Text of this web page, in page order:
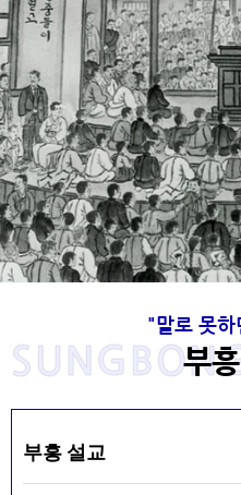
Welcome to
‘말로 못하
내가 생명의 면류관
사랑을 전하는 목회
"너는 아이라 하지 말고 내가 너
워 말라‥‥‥ 내가 오늘날 너
고 이성봉 목사님의
동행하
성신이 너희에게 임하시면 너희
나의 갈 길을 내가 알지 못하고
Welcome to
‘말로 못하
내가 생명의 면류관
사랑을 전하는 목회
"너는 아이라 하지 말고 내가 너
워 말라‥‥‥ 내가 오늘날 너
고 이성봉 목사님의
동행하
성신이 너희에게 임하시면 너희
나의 갈 길을 내가 알지 못하고
Welcome to
‘말로 못하
내가 생명의 면류관
사랑을 전하는 목회
"너는 아이라 하지 말고 내가 너
워 말라‥‥‥ 내가 오늘날 너
고 이성봉 목사님의
동행하
성신이 너희에게 임하시면 너희
나의 갈 길을 내가 알지 못하고
"말로 못하
부
부흥 설교